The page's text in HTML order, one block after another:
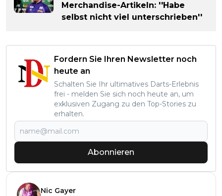
Merchandise-Artikeln: ''Habe
selbst nicht viel unterschrieben''
Fordern Sie Ihren Newsletter noch
heute an
Schalten Sie Ihr ultimatives Darts-Erlebnis
frei - melden Sie sich noch heute an, um
exklusiven Zugang zu den Top-Stories zu
erhalten.
Abonnieren
Nic Gayer